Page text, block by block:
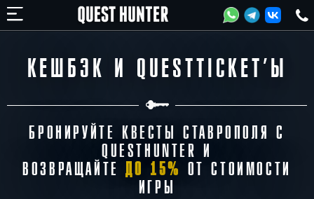
КЕШБЭК И QUESTTICKET’Ы
БРОНИРУЙТЕ КВЕСТЫ СТАВРОПОЛЯ С
QUESTHUNTER И
ВОЗВРАЩАЙТЕДО 15% ОТ СТОИМОСТИ
ИГРЫ